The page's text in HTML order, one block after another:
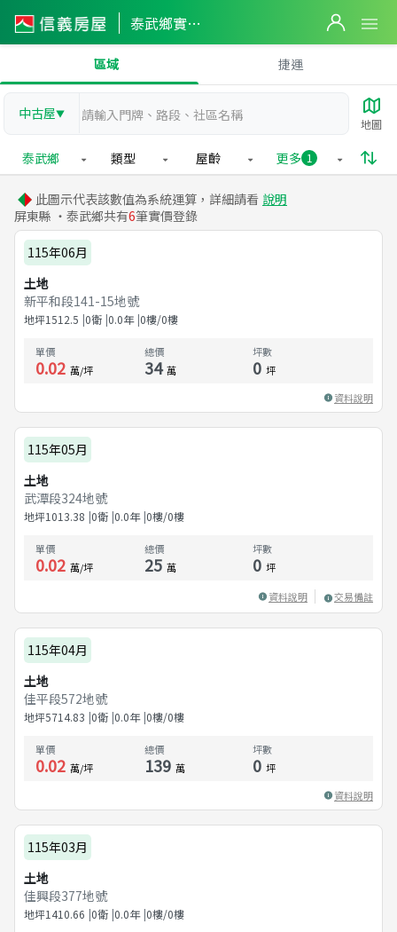
泰武鄉實價登錄
區域 捷運
中古屋▼
地圖
泰武鄉 類型 屋齡 更多 1
此圖示代表該數值為系統運算，詳細請看 說明
屏東縣 ・泰武鄉共有6筆實價登錄
115年06月
土地
新平和段141-15地號
地坪1512.5 0衛 0.0年 0樓/0樓
單價
0.02 萬/坪
總價
34 萬
坪數
0 坪
資料說明
115年05月
土地
武潭段324地號
地坪1013.38 0衛 0.0年 0樓/0樓
單價
0.02 萬/坪
總價
25 萬
坪數
0 坪
資料說明 交易備註
115年04月
土地
佳平段572地號
地坪5714.83 0衛 0.0年 0樓/0樓
單價
0.02 萬/坪
總價
139 萬
坪數
0 坪
資料說明
115年03月
土地
佳興段377地號
地坪1410.66 0衛 0.0年 0樓/0樓